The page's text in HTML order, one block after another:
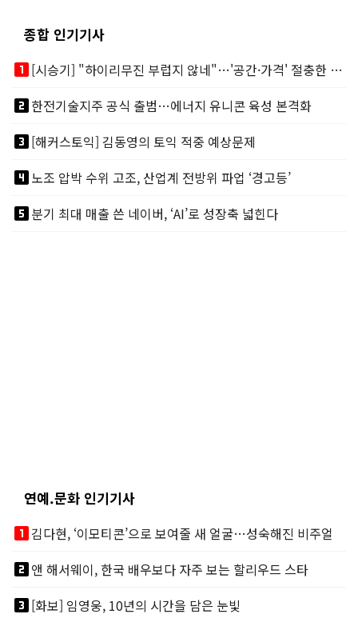
종합 인기기사
looks_one
[시승기] "하이리무진 부럽지 않네"…'공간·가격' 절충한 카니발 하이루프
looks_two한전기술지주 공식 출범…에너지 유니콘 육성 본격화
looks_3[해커스토익] 김동영의 토익 적중 예상문제
looks_4노조 압박 수위 고조, 산업계 전방위 파업 ‘경고등’
looks_5분기 최대 매출 쓴 네이버, ‘AI’로 성장축 넓힌다
연예.문화 인기기사
looks_one김다현, ‘이모티콘’으로 보여줄 새 얼굴…성숙해진 비주얼
looks_two앤 해서웨이, 한국 배우보다 자주 보는 할리우드 스타
looks_3[화보] 임영웅, 10년의 시간을 담은 눈빛